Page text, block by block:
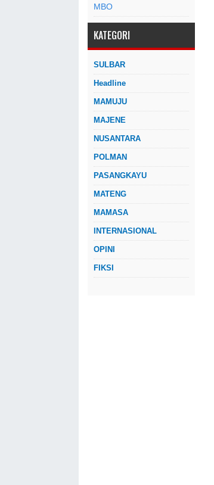
MBO
KATEGORI
SULBAR
Headline
MAMUJU
MAJENE
NUSANTARA
POLMAN
PASANGKAYU
MATENG
MAMASA
INTERNASIONAL
OPINI
FIKSI